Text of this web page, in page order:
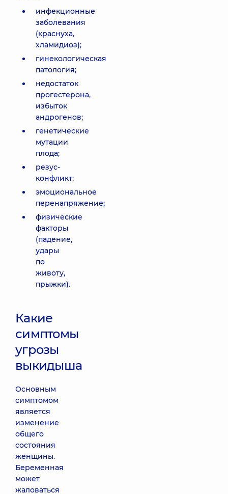
инфекционные
заболевания
(краснуха,
хламидиоз);
гинекологическая
патология;
недостаток
прогестерона,
избыток
андрогенов;
генетические
мутации
плода;
резус-
конфликт;
эмоциональное
перенапряжение;
физические
факторы
(падение,
удары
по
животу,
прыжки).
Какие
симптомы
угрозы
выкидыша
Основным
симптомом
является
изменение
общего
состояния
женщины.
Беременная
может
жаловаться